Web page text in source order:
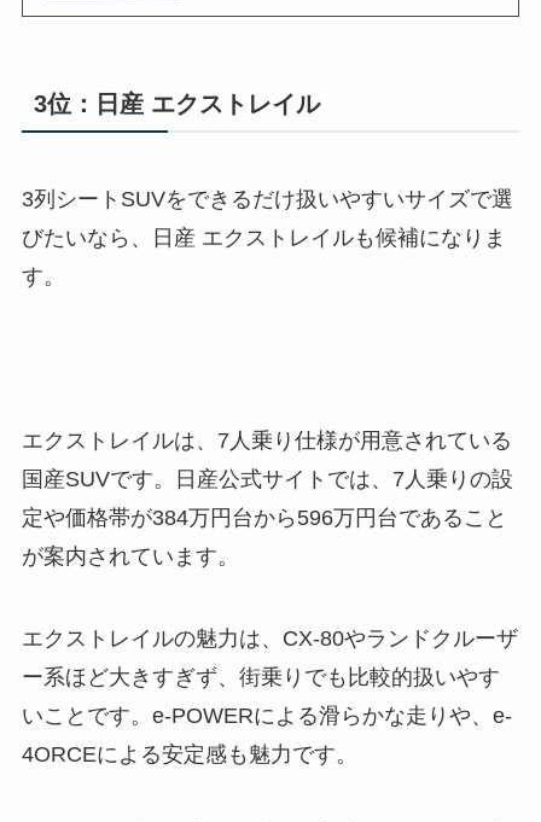
3位：日産 エクストレイル
3列シートSUVをできるだけ扱いやすいサイズで選
びたいなら、日産 エクストレイルも候補になりま
す。
エクストレイルは、7人乗り仕様が用意されている
国産SUVです。日産公式サイトでは、7人乗りの設
定や価格帯が384万円台から596万円台であること
が案内されています。
エクストレイルの魅力は、CX-80やランドクルーザ
ー系ほど大きすぎず、街乗りでも比較的扱いやす
いことです。e-POWERによる滑らかな走りや、e-
4ORCEによる安定感も魅力です。